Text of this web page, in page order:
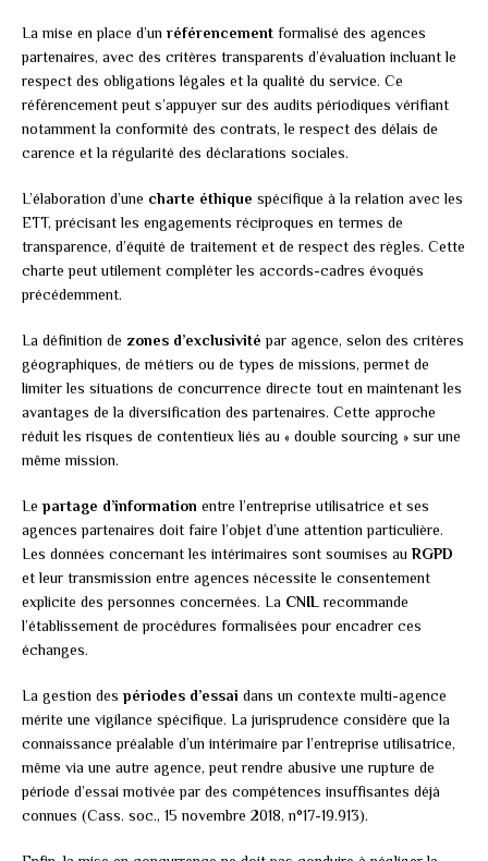
La mise en place d’un référencement formalisé des agences
partenaires, avec des critères transparents d’évaluation incluant le
respect des obligations légales et la qualité du service. Ce
référencement peut s’appuyer sur des audits périodiques vérifiant
notamment la conformité des contrats, le respect des délais de
carence et la régularité des déclarations sociales.
L’élaboration d’une charte éthique spécifique à la relation avec les
ETT, précisant les engagements réciproques en termes de
transparence, d’équité de traitement et de respect des règles. Cette
charte peut utilement compléter les accords-cadres évoqués
précédemment.
La définition de zones d’exclusivité par agence, selon des critères
géographiques, de métiers ou de types de missions, permet de
limiter les situations de concurrence directe tout en maintenant les
avantages de la diversification des partenaires. Cette approche
réduit les risques de contentieux liés au « double sourcing » sur une
même mission.
Le partage d’information entre l’entreprise utilisatrice et ses
agences partenaires doit faire l’objet d’une attention particulière.
Les données concernant les intérimaires sont soumises auRGPD
et leur transmission entre agences nécessite le consentement
explicite des personnes concernées. La CNILrecommande
l’établissement de procédures formalisées pour encadrer ces
échanges.
La gestion des périodes d’essai dans un contexte multi-agence
mérite une vigilance spécifique. La jurisprudence considère que la
connaissance préalable d’un intérimaire par l’entreprise utilisatrice,
même via une autre agence, peut rendre abusive une rupture de
période d’essai motivée par des compétences insuffisantes déjà
connues (Cass. soc., 15 novembre 2018, n°17-19.913).